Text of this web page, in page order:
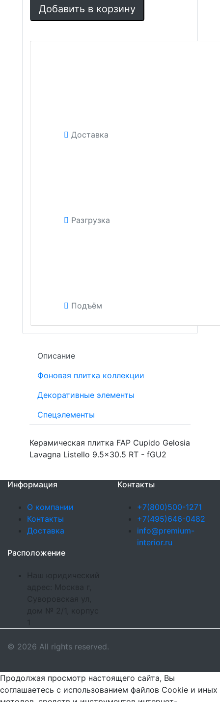
Добавить в корзину
Доставка
Разгрузка
Подъём
Описание
Фоновая плитка коллекции
Декоративные элементы
Спецэлементы
Керамическая плитка FAP Cupido Gelosia
Lavagna Listello 9.5x30.5 RT - fGU2
Информация
О компании
Контакты
Доставка
Контакты
+7(800)500-1271
+7(495)646-0482
info@premium-
interior.ru
Расположение
Наш юридический
адрес: Москва г,
Суворовская ул,
дом № 2/1, корпус
© 2026 All rights reserved.
Продолжая просмотр настоящего сайта, Вы
соглашаетесь с использованием файлов Cookie и иных